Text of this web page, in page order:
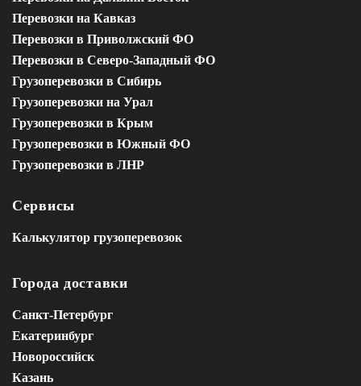
Перевозки на Кавказ
Перевозки в Приволжский ФО
Перевозки в Северо-Западный ФО
Грузоперевозки в Сибирь
Грузоперевозки на Урал
Грузоперевозки в Крым
Грузоперевозки в Южный ФО
Грузоперевозки в ЛНР
Сервисы
Калькулятор грузоперевозок
Города доставки
Санкт-Петербург
Екатеринбург
Новороссийск
Казань